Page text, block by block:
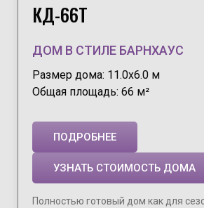
КД-66Т
ДОМ В СТИЛЕ БАРНХАУС
Размер дома: 11.0х6.0 м
Общая площадь: 66 м²
ПОДРОБНЕЕ
УЗНАТЬ СТОИМОСТЬ ДОМА
Полностью готовый дом как для